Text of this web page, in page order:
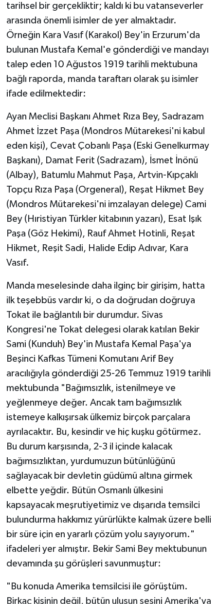
tarihsel bir gerçekliktir; kaldı ki bu vatanseverler
arasında önemli isimler de yer almaktadır.
Örneğin Kara Vasıf (Karakol) Bey'in Erzurum'da
bulunan Mustafa Kemal'e gönderdiği ve mandayı
talep eden 10 Ağustos 1919 tarihli mektubuna
bağlı raporda, manda taraftarı olarak şu isimler
ifade edilmektedir:
Ayan Meclisi Başkanı Ahmet Rıza Bey, Sadrazam
Ahmet İzzet Paşa (Mondros Mütarekesi'ni kabul
eden kişi), Cevat Çobanlı Paşa (Eski Genelkurmay
Başkanı), Damat Ferit (Sadrazam), İsmet İnönü
(Albay), Batumlu Mahmut Paşa, Artvin-Kıpçaklı
Topçu Rıza Paşa (Orgeneral), Reşat Hikmet Bey
(Mondros Mütarekesi'ni imzalayan delege) Cami
Bey (Hıristiyan Türkler kitabının yazarı), Esat Işık
Paşa (Göz Hekimi), Rauf Ahmet Hotinli, Reşat
Hikmet, Reşit Sadi, Halide Edip Adıvar, Kara
Vasıf.
Manda meselesinde daha ilginç bir girişim, hatta
ilk teşebbüs vardır ki, o da doğrudan doğruya
Tokat ile bağlantılı bir durumdur. Sivas
Kongresi'ne Tokat delegesi olarak katılan Bekir
Sami (Kunduh) Bey'in Mustafa Kemal Paşa'ya
Beşinci Kafkas Tümeni Komutanı Arif Bey
aracılığıyla gönderdiği 25-26 Temmuz 1919 tarihli
mektubunda "Bağımsızlık, istenilmeye ve
yeğlenmeye değer. Ancak tam bağımsızlık
istemeye kalkışırsak ülkemiz birçok parçalara
ayrılacaktır. Bu, kesindir ve hiç kuşku götürmez.
Bu durum karşısında, 2-3 il içinde kalacak
bağımsızlıktan, yurdumuzun bütünlüğünü
sağlayacak bir devletin güdümü altına girmek
elbette yeğdir. Bütün Osmanlı ülkesini
kapsayacak meşrutiyetimiz ve dışarıda temsilci
bulundurma hakkımız yürürlükte kalmak üzere belli
bir süre için en yararlı çözüm yolu sayıyorum."
ifadeleri yer almıştır. Bekir Sami Bey mektubunun
devamında şu görüşleri savunmuştur:
"Bu konuda Amerika temsilcisi ile görüştüm.
Birkaç kişinin değil, bütün ulusun sesini Amerika'ya